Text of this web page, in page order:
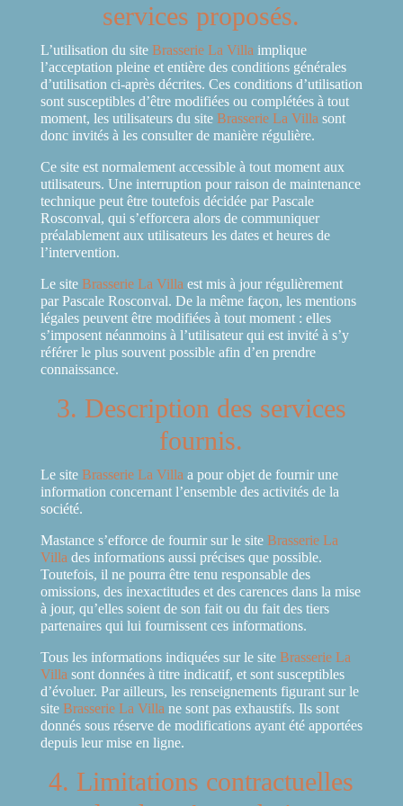
services proposés.
L’utilisation du site Brasserie La Villa implique
l’acceptation pleine et entière des conditions générales
d’utilisation ci-après décrites. Ces conditions d’utilisation
sont susceptibles d’être modifiées ou complétées à tout
moment, les utilisateurs du site Brasserie La Villa sont
donc invités à les consulter de manière régulière.
Ce site est normalement accessible à tout moment aux
utilisateurs. Une interruption pour raison de maintenance
technique peut être toutefois décidée par Pascale
Rosconval, qui s’efforcera alors de communiquer
préalablement aux utilisateurs les dates et heures de
l’intervention.
Le site Brasserie La Villa est mis à jour régulièrement
par Pascale Rosconval. De la même façon, les mentions
légales peuvent être modifiées à tout moment : elles
s’imposent néanmoins à l’utilisateur qui est invité à s’y
référer le plus souvent possible afin d’en prendre
connaissance.
3. Description des services
fournis.
Le site Brasserie La Villa a pour objet de fournir une
information concernant l’ensemble des activités de la
société.
Mastance s’efforce de fournir sur le site Brasserie La
Villa des informations aussi précises que possible.
Toutefois, il ne pourra être tenu responsable des
omissions, des inexactitudes et des carences dans la mise
à jour, qu’elles soient de son fait ou du fait des tiers
partenaires qui lui fournissent ces informations.
Tous les informations indiquées sur le site Brasserie La
Villa sont données à titre indicatif, et sont susceptibles
d’évoluer. Par ailleurs, les renseignements figurant sur le
site Brasserie La Villa ne sont pas exhaustifs. Ils sont
donnés sous réserve de modifications ayant été apportées
depuis leur mise en ligne.
4. Limitations contractuelles